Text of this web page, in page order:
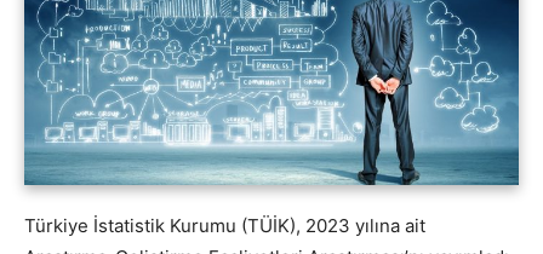
Türkiye İstatistik Kurumu (TÜİK), 2023 yılına ait